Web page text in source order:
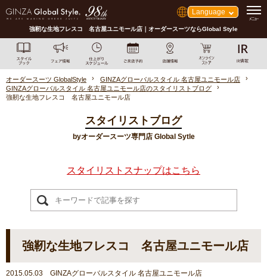
Language
強靭な生地フレスコ 名古屋ユニモール店｜オーダースーツならGlobal Style
オーダースーツ GlobalStyle
GINZAグローバルスタイル 名古屋ユニモール店
GINZAグローバルスタイル 名古屋ユニモール店のスタイリストブログ
強靭な生地フレスコ 名古屋ユニモール店
スタイリストブログ
byオーダースーツ専門店 Global Sytle
スタイリストスナップはこちら
強靭な生地フレスコ 名古屋ユニモール店
2015.05.03 GINZAグローバルスタイル 名古屋ユニモール店